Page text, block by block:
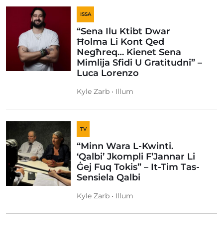
ISSA
“Sena Ilu Ktibt Dwar
Ħolma Li Kont Qed
Negħreq… Kienet Sena
Mimlija Sfidi U Gratitudni” –
Luca Lorenzo
Kyle Zarb • Illum
TV
“Minn Wara L-Kwinti.
‘Qalbi’ Jkompli F’Jannar Li
Ġej Fuq Tokis” – It-Tim Tas-
Sensiela Qalbi
Kyle Zarb • Illum